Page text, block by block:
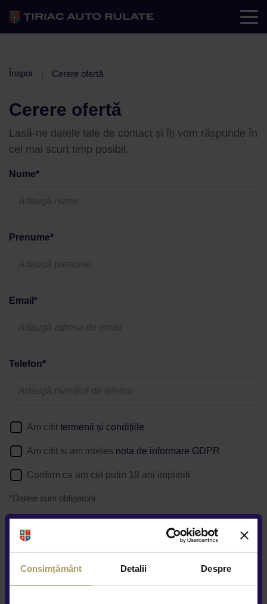
Consimțământ Detalii Despre
Înapoi Cerere ofertă
Cerere ofertă
Lasă-ne datele tale de contact și îți vom răspunde în
cel mai scurt timp posibil.
Nume*
Prenume*
Email*
Telefon*
Am citit termenii și condițiile
Am citit si am inteles nota de informare GDPR
Confirm ca am cel putin 18 ani impliniti
*Datele sunt obligatorii
Daca solicitati detalii despre o anumita oferta postata pe
website, puteti afla
cum va prelucram datele
Sunteți de acord ca Țiriac Auto să utilizeze informațiile